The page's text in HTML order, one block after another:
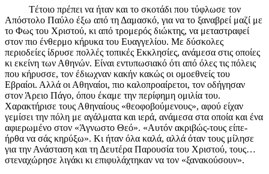
Tέτοιο πρέπει να ήταν και το σκοτάδι που τύφλωσε τον
Απόστολο Παύλο έξω από τη Δαμασκό, για να το ξαναβρεί μαζί με
το Φως του Χριστού, κι από τρομερός διώκτης, να μεταστραφεί
στον πιο ένθερμο κήρυκα του Ευαγγελίου. Με δύσκολες
περιοδείες ίδρυσε πολλές τοπικές Εκκλησίες, ανάμεσα στις οποίες
κι εκείνη των Αθηνών. Είναι εντυπωσιακό ότι από όλες τις πόλεις
που κήρυσσε, τον έδιωχναν κακήν κακώς οι ομοεθνείς του
Εβραίοι. Αλλά οι Αθηναίοι, πιο καλοπροαίρετοι, τον οδήγησαν
στον Άρειο Πάγο, όπου έκαμε την περίφημη ομιλία του.
Χαρακτήρισε τους Αθηναίους «θεοφοβούμενους», αφού είχαν
γεμίσει την πόλη με αγάλματα και ιερά, ανάμεσα στα οποία και ένα
αφιερωμένο στον «Άγνωστο Θεό». «Αυτόν ακριβώς-τους είπε-
ήρθα να σάς κηρύξω». Κι ήταν όλα καλά, αλλά όταν τους μίλησε
για την Ανάσταση και τη Δευτέρα Παρουσία του Χριστού, τους…
στεναχώρησε λιγάκι κι επιφυλάχτηκαν να τον «ξανακούσουν».